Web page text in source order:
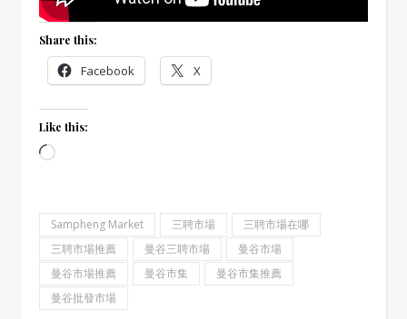
Share this:
Facebook X
Like this:
Loading…
Sampheng Market 三聘市場
三聘市場在哪
三聘市場推薦
曼谷三聘市場
曼谷市場
曼谷市場推薦
曼谷市集
曼谷市集推薦
曼谷批發市場